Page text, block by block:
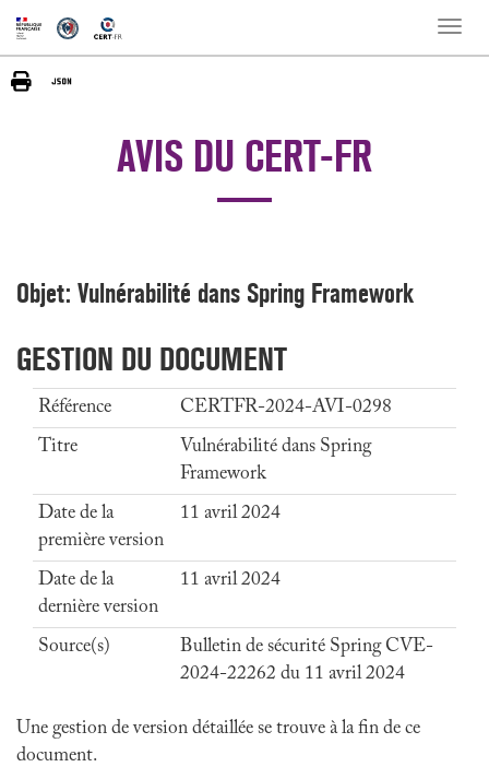
Toggle
AVIS DU CERT-FR
Objet: Vulnérabilité dans Spring Framework
GESTION DU DOCUMENT
Référence
CERTFR-2024-AVI-0298
Titre
Vulnérabilité dans Spring
Framework
Date de la
première version
11 avril 2024
Date de la
dernière version
11 avril 2024
Source(s)
Bulletin de sécurité Spring CVE-
2024-22262 du 11 avril 2024
Une gestion de version détaillée se trouve à la fin de ce
document.